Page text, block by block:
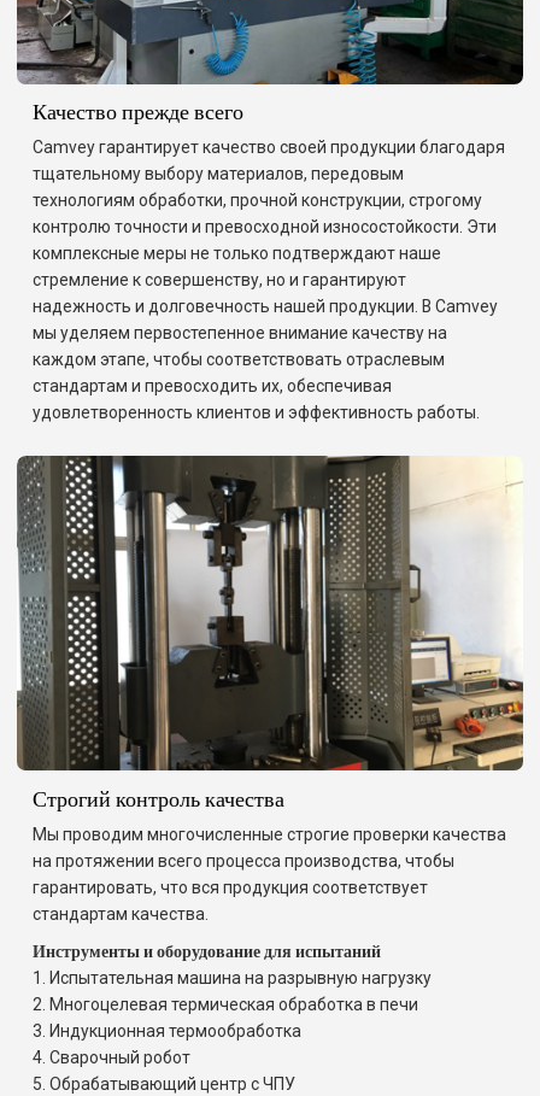
Качество прежде всего
Camvey гарантирует качество своей продукции благодаря
тщательному выбору материалов, передовым
технологиям обработки, прочной конструкции, строгому
контролю точности и превосходной износостойкости. Эти
комплексные меры не только подтверждают наше
стремление к совершенству, но и гарантируют
надежность и долговечность нашей продукции. В Camvey
мы уделяем первостепенное внимание качеству на
каждом этапе, чтобы соответствовать отраслевым
стандартам и превосходить их, обеспечивая
удовлетворенность клиентов и эффективность работы.
Строгий контроль качества
Мы проводим многочисленные строгие проверки качества
на протяжении всего процесса производства, чтобы
гарантировать, что вся продукция соответствует
стандартам качества.
Инструменты и оборудование для испытаний
1. Испытательная машина на разрывную нагрузку
2. Многоцелевая термическая обработка в печи
3. Индукционная термообработка
4. Сварочный робот
5. Обрабатывающий центр с ЧПУ